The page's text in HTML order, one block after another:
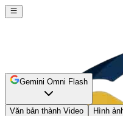
Gemini Omni Flash
Văn bản thành Video Hình